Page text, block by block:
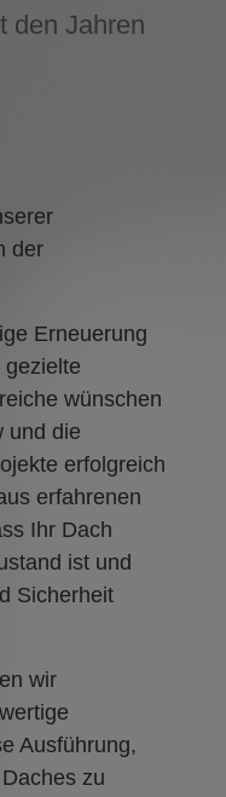
den Jahren
der
Erneuerung
wünschen
und die
erfolgreich
erfahrenen
Ihr Dach
ist und
Sicherheit
wir
Ausführung,
zu